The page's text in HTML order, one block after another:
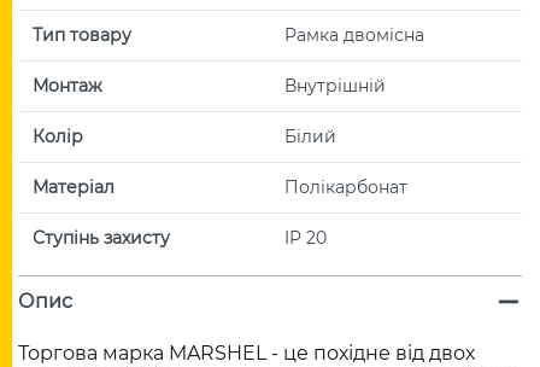
Тип товару Рамка двомісна
Монтаж Внутрішній
Колір Білий
Матеріал Полікарбонат
Ступінь захисту IP 20
Опис
Торгова марка MARSHEL - це похідне від двох